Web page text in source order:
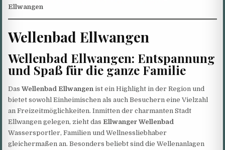
Ellwangen
Wellenbad Ellwangen
Wellenbad Ellwangen: Entspannung
und Spaß für die ganze Familie
DasWellenbad Ellwangen ist ein Highlight in der Region und
bietet sowohl Einheimischen als auch Besuchern eine Vielzahl
an Freizeitmöglichkeiten. Inmitten der charmanten Stadt
Ellwangen gelegen, zieht dasEllwanger Wellenbad
Wassersportler, Familien und Wellnessliebhaber
gleichermaßen an. Besonders beliebt sind die Wellenanlagen